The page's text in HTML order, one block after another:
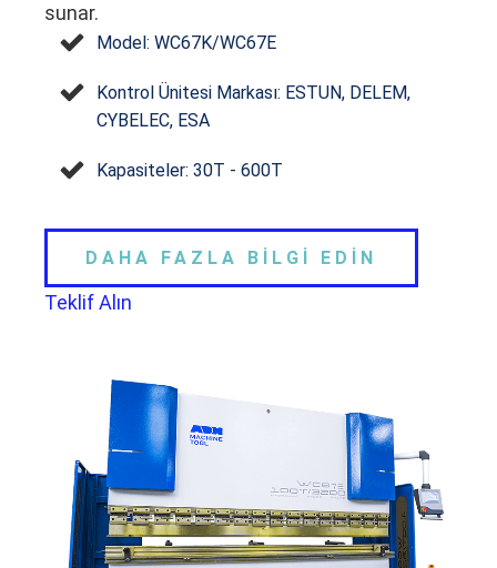
sunar.
Model: WC67K/WC67E
Kontrol Ünitesi Markası: ESTUN, DELEM,
CYBELEC, ESA
Kapasiteler: 30T - 600T
DAHA FAZLA BİLGİ EDİN
Teklif Alın